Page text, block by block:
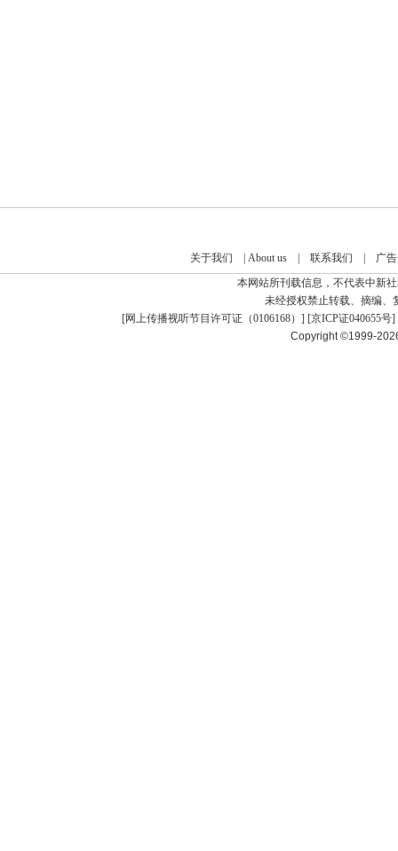
关于我们 About us| 联系我们
广
本网站所刊载信息，不代表中新
未经授权禁止转载、摘编、
[网上传播视听节目许可证（0106168） ] [京ICP证040655号]
Copyright ©1999-